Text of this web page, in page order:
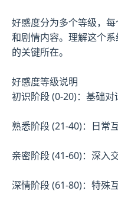
好感度分为多个等级，
和剧情内容。理解这个
的关键所在。
好感度等级说明
初识阶段 (0-20)：基础
熟悉阶段 (21-40)：日常
亲密阶段 (41-60)：深入
深情阶段 (61-80)：特殊